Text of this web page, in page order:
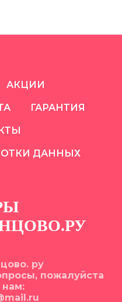
АКЦИИ
ГАРАНТИЯ
ДАННЫХ
ру
пожалуйста